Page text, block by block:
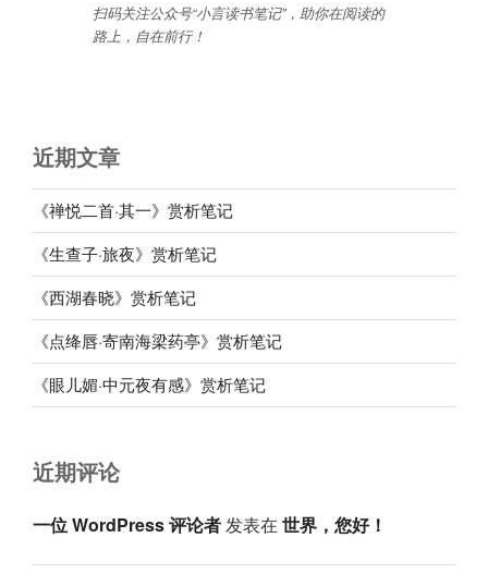
扫码关注公众号“小言读书笔记”，助你在阅读的
路上，自在前行！
近期文章
《禅悦二首·其一》赏析笔记
《生查子·旅夜》赏析笔记
《西湖春晓》赏析笔记
《点绛唇·寄南海梁药亭》赏析笔记
《眼儿媚·中元夜有感》赏析笔记
近期评论
一位 WordPress 评论者发表在 世界，您好！